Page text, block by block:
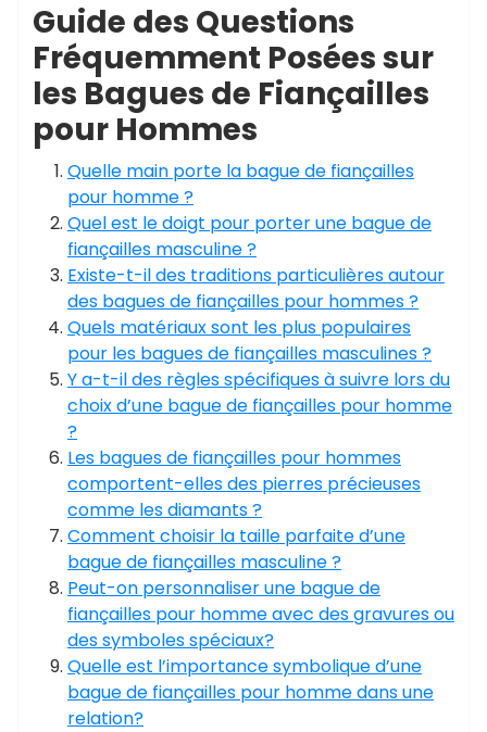
Guide des Questions
Fréquemment Posées sur
les Bagues de Fiançailles
pour Hommes
Quelle main porte la bague de fiançailles
pour homme ?
Quel est le doigt pour porter une bague de
fiançailles masculine ?
Existe-t-il des traditions particulières autour
des bagues de fiançailles pour hommes ?
Quels matériaux sont les plus populaires
pour les bagues de fiançailles masculines ?
Y a-t-il des règles spécifiques à suivre lors du
choix d’une bague de fiançailles pour homme
?
Les bagues de fiançailles pour hommes
comportent-elles des pierres précieuses
comme les diamants ?
Comment choisir la taille parfaite d’une
bague de fiançailles masculine ?
Peut-on personnaliser une bague de
fiançailles pour homme avec des gravures ou
des symboles spéciaux?
Quelle est l’importance symbolique d’une
bague de fiançailles pour homme dans une
relation?